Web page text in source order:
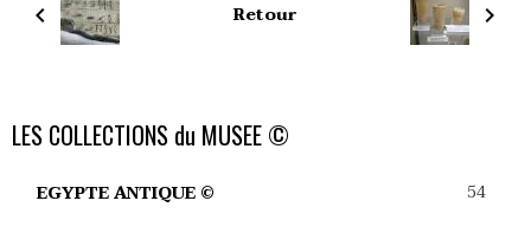
Retour
LES COLLECTIONS du MUSEE ©
EGYPTE ANTIQUE © 54